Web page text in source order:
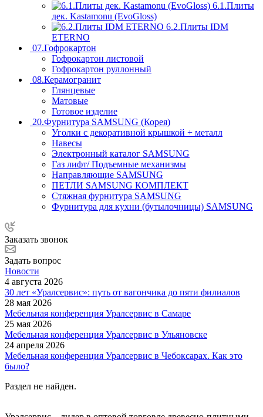
6.1.Плиты
дек. Kastamonu (EvoGloss)
6.2.Плиты IDM
ETERNO
07.Гофрокартон
Гофрокартон листовой
Гофрокартон руллонный
08.Керамогранит
Глянцевые
Матовые
Готовое изделие
20.Фурнитура SAMSUNG (Корея)
Уголки с декоративной крышкой + металл
Навесы
Электронный каталог SAMSUNG
Газ лифт/ Подъемные механизмы
Направляющие SAMSUNG
ПЕТЛИ SAMSUNG КОМПЛЕКТ
Стяжная фурнитура SAMSUNG
Фурнитура для кухни (бутылочницы) SAMSUNG
Заказать звонок
Задать вопрос
Новости
4 августа 2026
30 лет «Уралсервис»: путь от вагончика до пяти филиалов
28 мая 2026
Мебельная конференция Уралсервис в Самаре
25 мая 2026
Мебельная конференция Уралсервис в Ульяновске
24 апреля 2026
Мебельная конференция Уралсервис в Чебоксарах. Как это
было?
Раздел не найден.